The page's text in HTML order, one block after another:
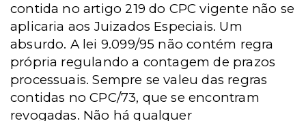
contida no artigo 219 do CPC vigente não se
aplicaria aos Juizados Especiais. Um
absurdo. A lei 9.099/95 não contém regra
própria regulando a contagem de prazos
processuais. Sempre se valeu das regras
contidas no CPC/73, que se encontram
revogadas. Não há qualquer